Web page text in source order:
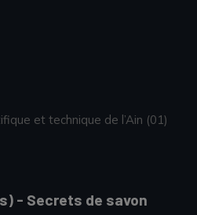
et technique de l’Ain (01)
- Secrets de savon